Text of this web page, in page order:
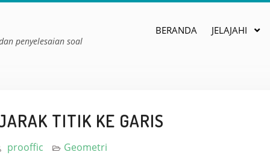
penyelesaian soal
BERANDA JELAJAHI
TITIK KE GARIS
prooffic Geometri